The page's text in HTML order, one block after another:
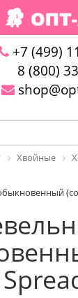
+7 (499)
8 (800)
Хвойные